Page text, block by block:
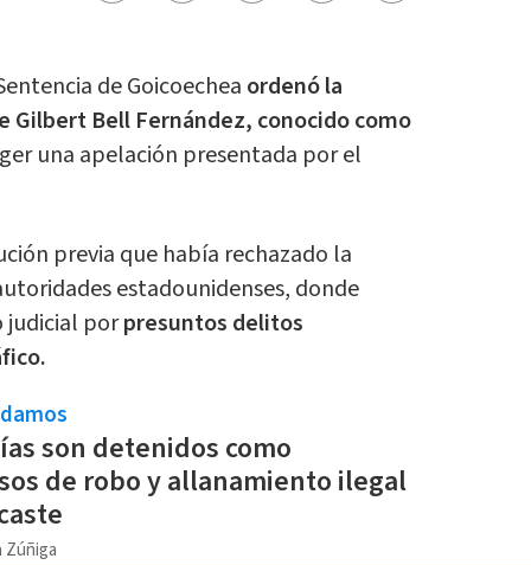
de Goicoechea ordenó la
Gilbert Bell Fernández, conocido como
una apelación presentada por el
previa que había rechazado la
estadounidenses, donde
judicial porpresuntos delitos
son detenidos como
de robo y allanamiento ilegal
Zúñiga